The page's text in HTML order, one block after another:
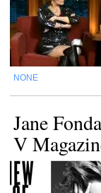
NONE
Jane
V